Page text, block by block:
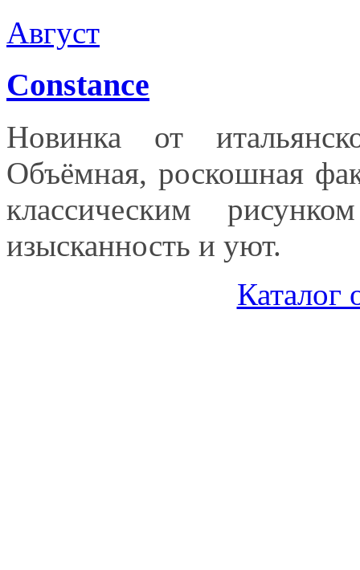
Август
Constance
Новинка от
Объёмная, роскошная
классическим
изысканность и уют.
Каталог